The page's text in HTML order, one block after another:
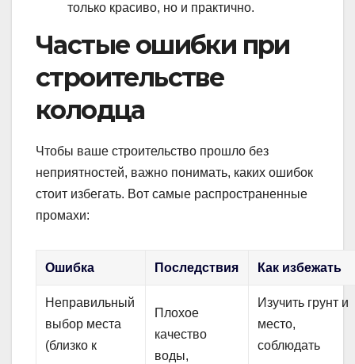
только красиво, но и практично.
Частые ошибки при
строительстве
колодца
Чтобы ваше строительство прошло без
неприятностей, важно понимать, каких ошибок
стоит избегать. Вот самые распространенные
промахи:
Ошибка Последствия Как избежать
Неправильный
выбор места
(близко к
Плохое
качество
воды,
Изучить грунт и
место,
соблюдать